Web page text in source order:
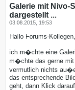
Galerie mit Nivo-
dargestellt ...
03.08.2015, 19:53
Hallo Forums-Kollegen,
ich m�chte eine
m�chte das gerne mit
vermutlich nichts
das entsprechende
geht, dann Klick